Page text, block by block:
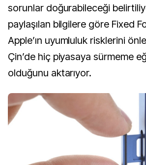
sorunlar doğurabileceği
paylaşılan bilgilere göre Fixed
Apple’ın uyumluluk risklerini
Çin’de hiç piyasaya sürmeme
olduğunu aktarıyor.